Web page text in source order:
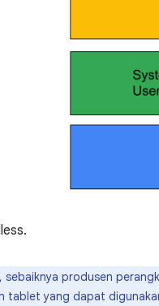
sebaiknya produsen
yang dapat